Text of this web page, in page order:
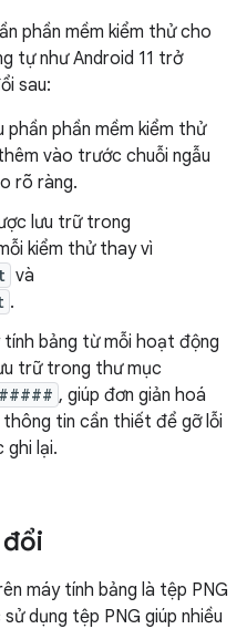
phần mềm kiểm thử cho
tự như Android 11 trở
sau:
phần phần mềm kiểm thử
vào trước chuỗi ngẫu
rõ ràng.
lưu trữ trong
kiểm thử thay vì
và
.
bảng từ mỗi hoạt động
trữ trong thư mục
, giúp đơn giản hoá
tin cần thiết để gỡ lỗi
ghi lại.
máy tính bảng là tệp PNG
dụng tệp PNG giúp nhiều